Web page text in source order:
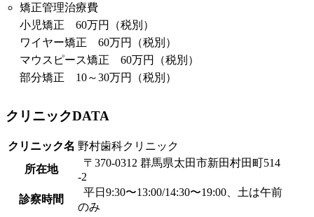
矯正管理治療費
小児矯正 60万円（税別）
ワイヤー矯正 60万円（税別）
マウスピース矯正 60万円（税別）
部分矯正 10～30万円（税別）
クリニックDATA
クリニック名 野村歯科クリニック
所在地
〒370-0312 群馬県太田市新田村田町514
-2
診察時間
平日9:30〜13:00/14:30〜19:00、土は午前
のみ